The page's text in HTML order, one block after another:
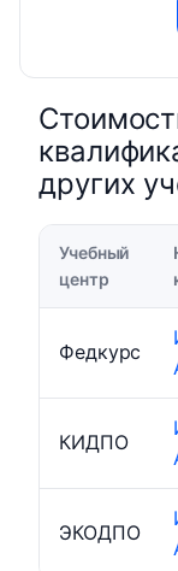
других
Учебный
центр
Федкурс
КИДПО
ЭКОДПО